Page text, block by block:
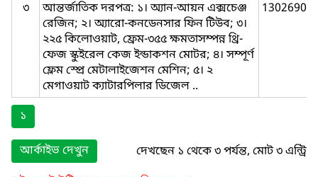
৩
আন্তর্জাতিক দরপত্র: ১। অ্যান-আয়ন এক্সচেঞ্জ
রেজিন; ২। অ্যারো-কনডেনসার ফিন টিউব; ৩।
২২৫ কিলোওয়াট, ফ্রেম-৩৫৫ ক্ষমতাসম্পন্ন থ্রি-
ফেজ স্কুইরেল কেজ ইন্ডাকশন মোটর; ৪। সম্পূর্ণ
ফ্লেম স্প্রে মেটালাইজেশন মেশিন; ৫। ২
মেগাওয়াট ক্যাটারপিলার ডিজেল ..
১
আর্কাইভ দেখুন
দেখছেন ১ থেকে ৩ পর্যন্ত, মোট ৩ এন্ট্রি